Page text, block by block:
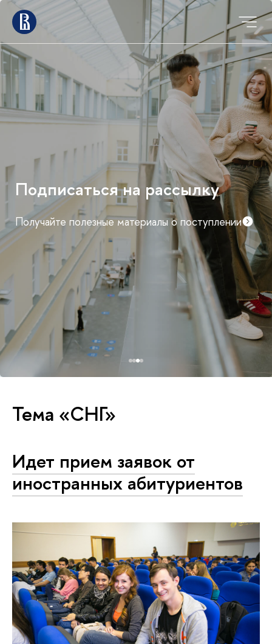
Подписаться на рассылку
Получайте полезные материалы о поступлении
Тема «СНГ»
Идет прием заявок от
иностранных абитуриентов